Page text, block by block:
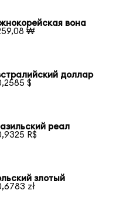
вона
₩
доллар
$
реал
R$
злотый
zł